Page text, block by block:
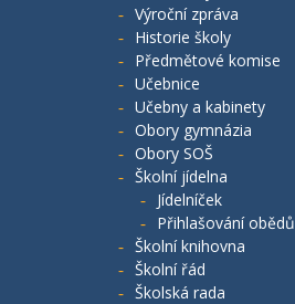
Výroční zpráva
Historie školy
Předmětové komise
Učebnice
Učebny a kabinety
Obory gymnázia
Obory SOŠ
Školní jídelna
Jídelníček
Přihlašování obědů
Školní knihovna
Školní řád
Školská rada